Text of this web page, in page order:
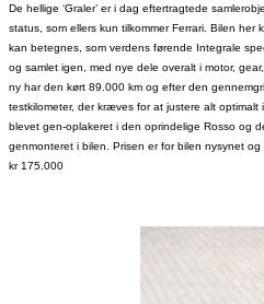
De hellige ‘Graler’ er i dag eftertragtede
status, som ellers kun tilkommer Ferrari. Bilen
kan betegnes, som verdens førende Integrale
og samlet igen, med nye dele overalt i motor,
ny har den kørt 89.000 km og efter den
testkilometer, der kræves for at justere alt
blevet gen-oplakeret i den oprindelige Rosso og
genmonteret i bilen. Prisen er for bilen nysynet
kr 175.000